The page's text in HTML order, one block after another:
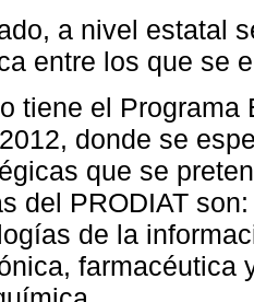
a nivel estatal
entre los que se
tiene el Programa
donde se
que se
del PRODIAT
de la
farmacéutica